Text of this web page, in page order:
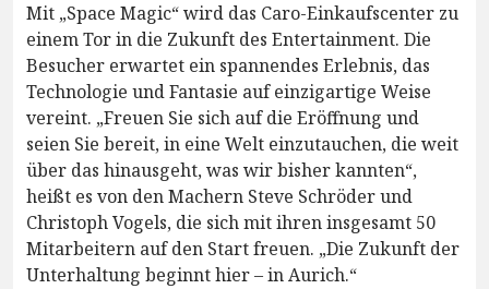
Mit „Space Magic“ wird das Caro-Einkaufscenter zu
einem Tor in die Zukunft des Entertainment. Die
Besucher erwartet ein spannendes Erlebnis, das
Technologie und Fantasie auf einzigartige Weise
vereint. „Freuen Sie sich auf die Eröffnung und
seien Sie bereit, in eine Welt einzutauchen, die weit
über das hinausgeht, was wir bisher kannten“,
heißt es von den Machern Steve Schröder und
Christoph Vogels, die sich mit ihren insgesamt 50
Mitarbeitern auf den Start freuen. „Die Zukunft der
Unterhaltung beginnt hier – in Aurich.“